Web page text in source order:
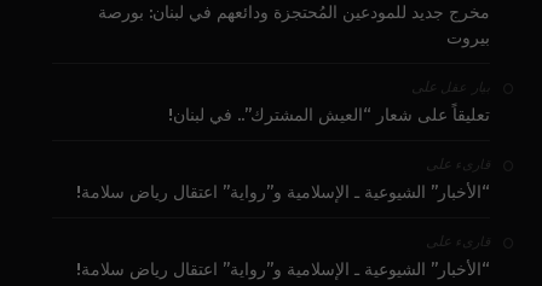
مخرج جديد للمودعين المُحتجزة ودائعهم في لبنان: بورصة
بيروت
بيار عقل على
تعليقاً على شعار “العيش المشترك”.. في لبنان!
قارىء على
“الأخبار” الشيوعية ـ الإسلامية و”رواية” اعتقال رياض سلامة!
قارىء على
“الأخبار” الشيوعية ـ الإسلامية و”رواية” اعتقال رياض سلامة!